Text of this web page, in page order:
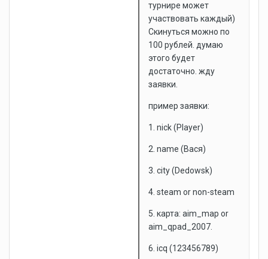
турнире может
участвовать каждый)
Скинуться можно по
100 рублей. думаю
этого будет
достаточно. жду
заявки.
пример заявки:
1. nick (Player)
2. name (Вася)
3. city (Dedowsk)
4. steam or non-steam
5. карта: aim_map or
aim_qpad_2007.
6. icq (123456789)